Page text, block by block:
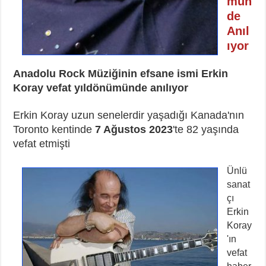
de
Anıl
ıyor
Anadolu Rock Müziğinin efsane ismi Erkin
Koray vefat yıldönümünde anılıyor
Erkin Koray uzun senelerdir yaşadığı Kanada'nın
Toronto kentinde7 Ağustos 2023'te 82 yaşında
vefat etmişti
Ünlü
sanat
çı
Erkin
Koray
'ın
vefat